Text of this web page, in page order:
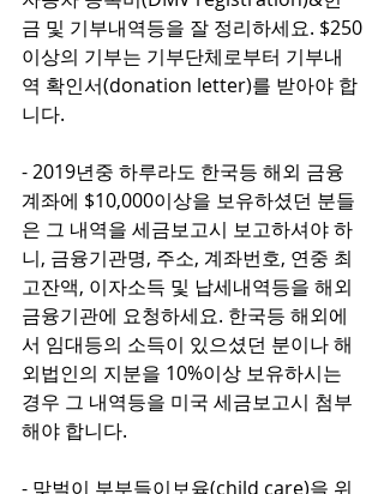
금 및 기부내역등을 잘 정리하세요. $250
이상의 기부는 기부단체로부터 기부내
역 확인서(donation letter)를 받아야 합
니다.
- 2019년중 하루라도 한국등 해외 금융
계좌에 $10,000이상을 보유하셨던 분들
은 그 내역을 세금보고시 보고하셔야 하
니, 금융기관명, 주소, 계좌번호, 연중 최
고잔액, 이자소득 및 납세내역등을 해외
금융기관에 요청하세요. 한국등 해외에
서 임대등의 소득이 있으셨던 분이나 해
외법인의 지분을 10%이상 보유하시는
경우 그 내역등을 미국 세금보고시 첨부
해야 합니다.
- 맞벌이 부부들이보육(child care)을 위